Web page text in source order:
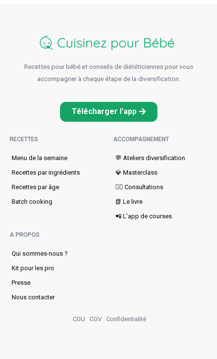
Recettes pour bébé et conseils de diététiciennes pour vous
accompagner à chaque étape de la diversification.
Télécharger l'app
RECETTES
Menu de la semaine​
Recettes par ingrédients
Recettes par âge
Batch cooking
ACCOMPAGNEMENT
💬 Ateliers diversification
💎 Masterclass
👩‍⚕️ Consultations
📗 Le livre
📲 L'app de courses
A PROPOS
Qui sommes-nous ?
Kit pour les pro
Presse
Nous contacter
CGU CGV Confidentialité